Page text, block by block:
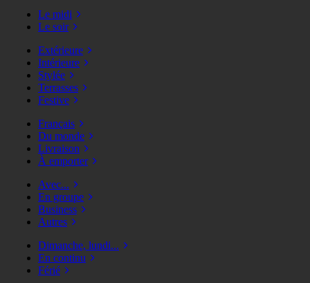
Le midi
Le soir
Extérieure
Intérieure
Stylée
Terrasses
Festive
Français
Du monde
Livraison
À emporter
Avec...
En groupe
Business
Autres
Dimanche, lundi...
En continu
Férié